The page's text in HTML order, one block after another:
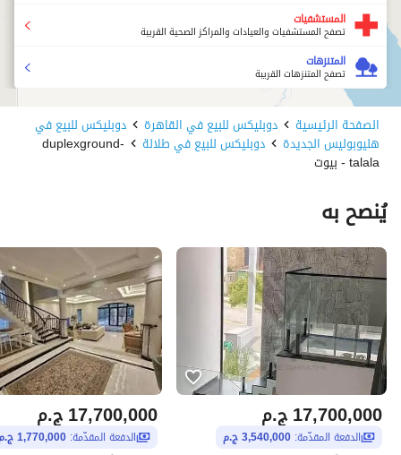
المستشفيات
تصفح المستشفيات والعيادات والمراكز الصحية القريبة
المتنزهات
تصفح المتنزهات القريبة
الصفحة الرئيسية دوبليكس للبيع في القاهرة دوبليكس للبيع في
هليوبوليس الجديدة دوبليكس للبيع في طلالة duplexground-
talala - بيوت
يُنصح به
ج.م17,700,000
الدفعة المقدّمة: 3,540,000 ج.م
ج.م17,700,000
الدفعة المقدّمة: 1,770,000 ج.م